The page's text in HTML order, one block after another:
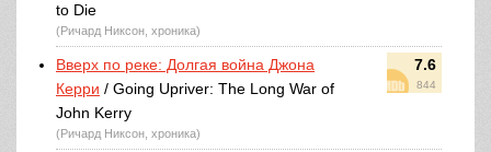
to Die
(Ричард Никсон, хроника)
7.6
844
Вверх по реке: Долгая война Джона
Керри / Going Upriver: The Long War of
John Kerry
(Ричард Никсон, хроника)